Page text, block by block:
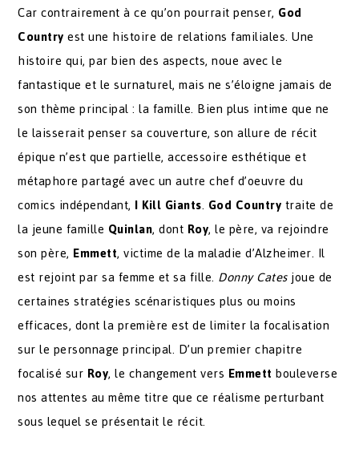
Car contrairement à ce qu’on pourrait penser, God
Countryest une histoire de relations familiales. Une
histoire qui, par bien des aspects, noue avec le
fantastique et le surnaturel, mais ne s’éloigne jamais de
son thème principal : la famille. Bien plus intime que ne
le laisserait penser sa couverture, son allure de récit
épique n’est que partielle, accessoire esthétique et
métaphore partagé avec un autre chef d’oeuvre du
comics indépendant, I Kill Giants. God Countrytraite de
la jeune famille Quinlan, dont Roy, le père, va rejoindre
son père, Emmett, victime de la maladie d’Alzheimer. Il
est rejoint par sa femme et sa fille. Donny Catesjoue de
certaines stratégies scénaristiques plus ou moins
efficaces, dont la première est de limiter la focalisation
sur le personnage principal. D’un premier chapitre
focalisé sur Roy, le changement vers Emmett bouleverse
nos attentes au même titre que ce réalisme perturbant
sous lequel se présentait le récit.